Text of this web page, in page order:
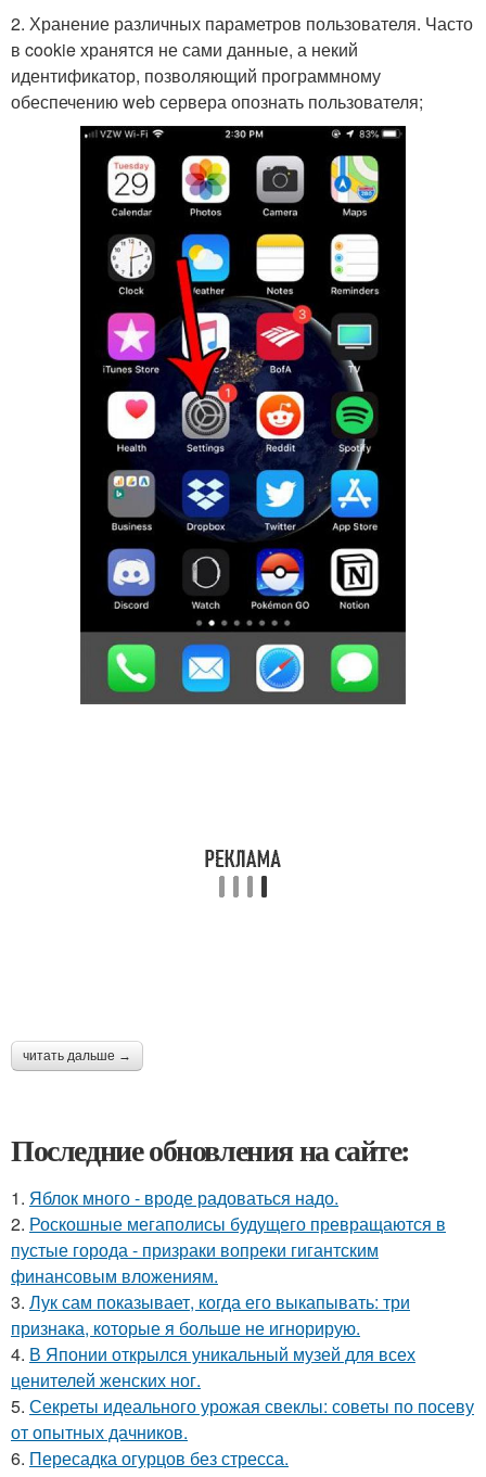
2. Хранение различных параметров пользователя. Часто
в cookie хранятся не сами данные, а некий
идентификатор, позволяющий программному
обеспечению web сервера опознать пользователя;
читать дальше →
Последние обновления на сайте:
1. Яблок много - вроде радоваться надо.
2. Роскошные мегаполисы будущего превращаются в
пустые города - призраки вопреки гигантским
финансовым вложениям.
3. Лук сам показывает, когда его выкапывать: три
признака, которые я больше не игнорирую.
4. В Японии открылся уникальный музей для всех
ценителей женских ног.
5. Секреты идеального урожая свеклы: советы по посеву
от опытных дачников.
6. Пересадка огурцов без стресса.